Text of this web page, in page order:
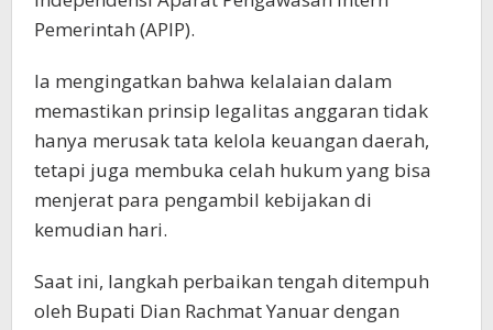
Pemerintah (APIP). ‎
Ia mengingatkan bahwa kelalaian dalam
memastikan prinsip legalitas anggaran tidak
hanya merusak tata kelola keuangan daerah,
tetapi juga membuka celah hukum yang bisa
menjerat para pengambil kebijakan di
kemudian hari.‎‎
Saat ini, langkah perbaikan tengah ditempuh
oleh Bupati Dian Rachmat Yanuar dengan